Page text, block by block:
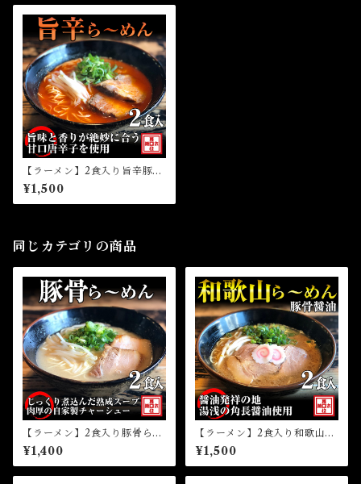
【ラーメン】2食入り旨辛豚骨
ら～めん（冷凍）
¥1,500
同じカテゴリの商品
【ラーメン】2食入り豚骨ら～
めん（冷凍）
¥1,400
【ラーメン】2食入り和歌山ら
～めん（冷凍）
¥1,500